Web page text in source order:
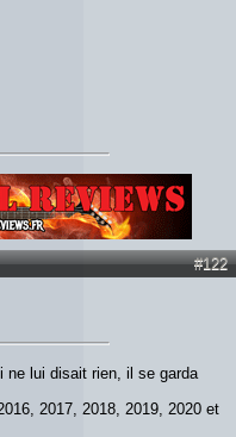
#122
ne lui disait rien, il se garda
2017, 2018, 2019, 2020 et